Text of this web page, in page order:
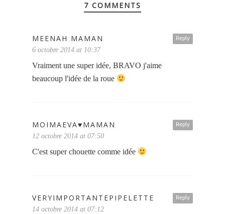
7 COMMENTS
Reply
MEENAH MAMAN
6 octobre 2014 at 10:37
Vraiment une super idée, BRAVO j'aime
beaucoup l'idée de la roue
Reply
MOIMAEVA♥MAMAN
12 octobre 2014 at 07:50
C'est super chouette comme idée
Reply
VERYIMPORTANTEPIPELETTE
14 octobre 2014 at 07:12